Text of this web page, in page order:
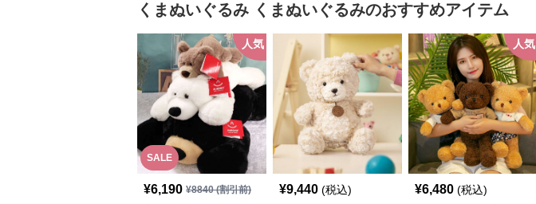
くまぬいぐるみ くまぬいぐるみのおすすめアイテム
SALE
人気
¥6,190 ¥8840(割引前) ¥9,440 (税込)
人気
¥6,480 (税込)